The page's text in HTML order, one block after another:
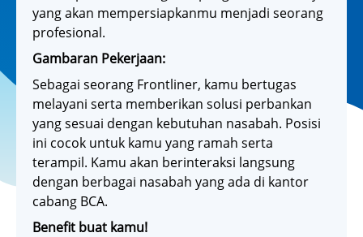
yang akan mempersiapkanmu menjadi seorang
profesional.
Gambaran Pekerjaan:
Sebagai seorang Frontliner, kamu bertugas
melayani serta memberikan solusi perbankan
yang sesuai dengan kebutuhan nasabah. Posisi
ini cocok untuk kamu yang ramah serta
terampil. Kamu akan berinteraksi langsung
dengan berbagai nasabah yang ada di kantor
cabang BCA.
Benefit buat kamu!